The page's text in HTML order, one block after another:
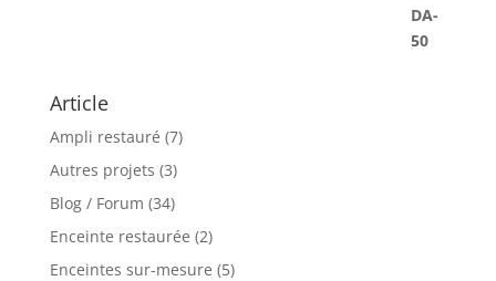
Article
Ampli restauré (7)
Autres projets (3)
Blog / Forum (34)
Enceinte restaurée (2)
Enceintes sur-mesure (5)